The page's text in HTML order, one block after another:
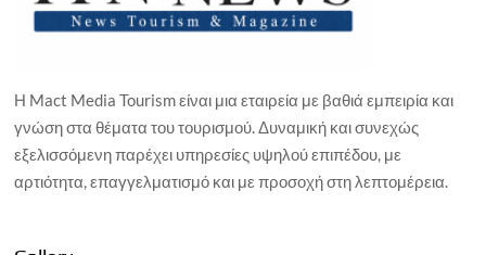
Η Mact Media Tourism είναι μια εταιρεία με βαθιά εμπειρία και
γνώση στα θέματα του τουρισμού. Δυναμική και συνεχώς
εξελισσόμενη παρέχει υπηρεσίες υψηλού επιπέδου, με
αρτιότητα, επαγγελματισμό και με προσοχή στη λεπτομέρεια.